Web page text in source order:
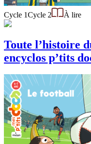
Cycle 1Cycle 2 À lire
Toute l’histoire
encyclos p’tits